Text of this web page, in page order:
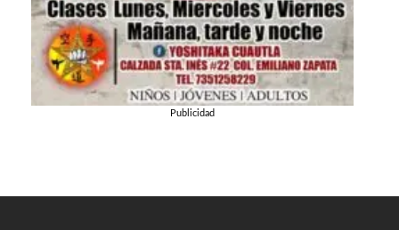
Publicidad